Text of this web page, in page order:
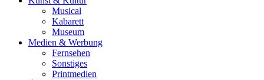
Musical
Kabarett
Museum
Medien & Werbung
Fernsehen
Sonstiges
Printmedien